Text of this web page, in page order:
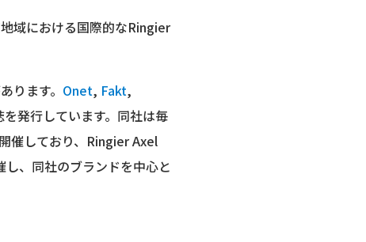
域における国際的なRingier
ります。 Onet, Fakt,
発行しています。同社は毎
催しており、Ringier Axel
、同社のブランドを中心と